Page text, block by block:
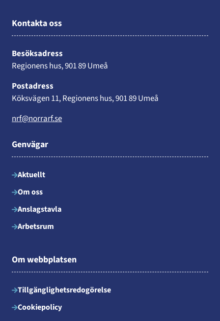
Kontakta oss
Besöksadress
Regionens hus, 901 89 Umeå
Postadress
Köksvägen 11, Regionens hus, 901 89 Umeå
nrf@norrarf.se
Genvägar
Aktuellt
Om oss
Anslagstavla
Arbetsrum
Om webbplatsen
Tillgänglighetsredogörelse
Cookiepolicy